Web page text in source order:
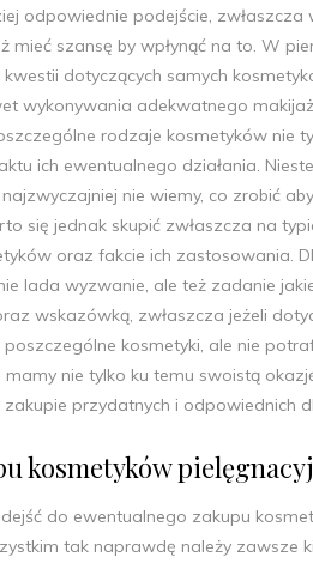
odpowiednie podejście,
mieć szansę by wpłynąć na to. W
dotyczących samych
wykonywania adekwatnego
rodzaje kosmetyków nie
ich ewentualnego działania.
nie wiemy, co zrobić
się jednak skupić zwłaszcza na
oraz fakcie ich zastosowania.
lada wyzwanie, ale też zadanie
wskazówką, zwłaszcza jeżeli
kosmetyki, ale nie
mamy nie tylko ku temu swoistą
przydatnych i odpowiednich
kosmetyków
do ewentualnego zakupu
tak naprawdę należy zawsze